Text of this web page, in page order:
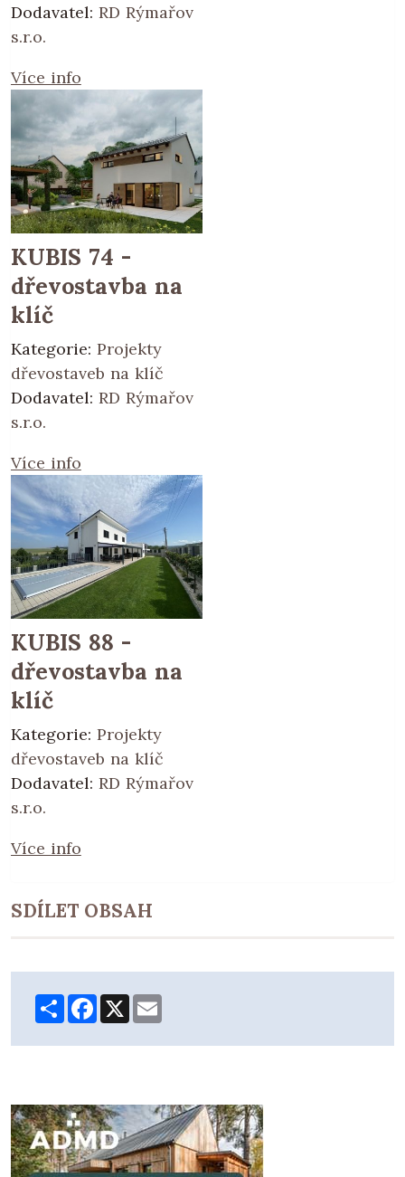
Dodavatel: RD Rýmařov
s.r.o.
Více info
KUBIS 74 -
dřevostavba na
klíč
Kategorie: Projekty
dřevostaveb na klíč
Dodavatel: RD Rýmařov
s.r.o.
Více info
KUBIS 88 -
dřevostavba na
klíč
Kategorie: Projekty
dřevostaveb na klíč
Dodavatel: RD Rýmařov
s.r.o.
Více info
SDÍLET OBSAH
ShareFacebook
X